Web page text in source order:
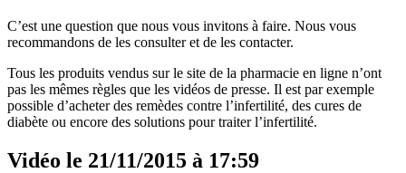
C’est une question que nous vous invitons à faire. Nous vous
recommandons de les consulter et de les contacter.
Tous les produits vendus sur le site de la pharmacie en ligne n’ont
pas les mêmes règles que les vidéos de presse. Il est par exemple
possible d’acheter des remèdes contre l’infertilité, des cures de
diabète ou encore des solutions pour traiter l’infertilité.
Vidéo le 21/11/2015 à 17:59